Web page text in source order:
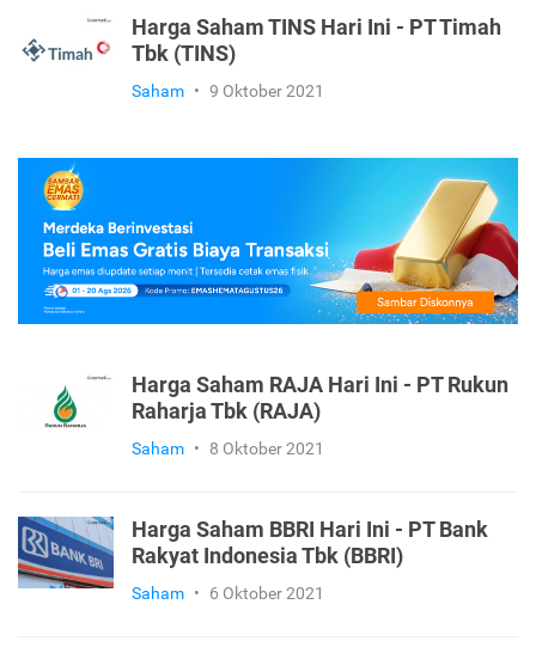
Harga Saham TINS Hari Ini - PT Timah
Tbk (TINS)
Saham • 9 Oktober 2021
Harga Saham RAJA Hari Ini - PT Rukun
Raharja Tbk (RAJA)
Saham • 8 Oktober 2021
Harga Saham BBRI Hari Ini - PT Bank
Rakyat Indonesia Tbk (BBRI)
Saham • 6 Oktober 2021